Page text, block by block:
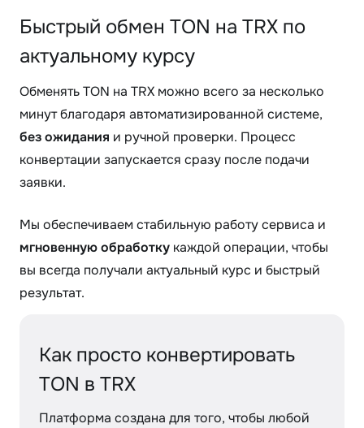
Быстрый обмен TON на TRX по
актуальному курсу
Обменять TON на TRX можно всего за несколько
минут благодаря автоматизированной системе,
без ожидания и ручной проверки. Процесс
конвертации запускается сразу после подачи
заявки.
Мы обеспечиваем стабильную работу сервиса и
мгновенную обработку каждой операции, чтобы
вы всегда получали актуальный курс и быстрый
результат.
Как просто конвертировать
TON в TRX
Платформа создана для того, чтобы любой